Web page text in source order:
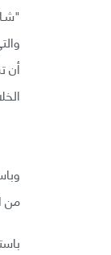
أن
من